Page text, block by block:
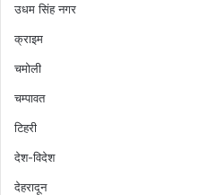
उधम सिंह नगर
क्राइम
चमोली
चम्पावत
टिहरी
देश-विदेश
देहरादून